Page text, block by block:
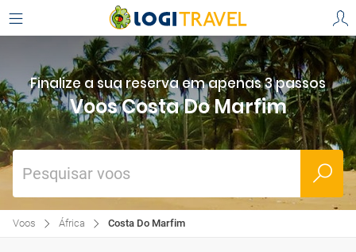
Finalize a sua reserva em apenas 3 passos
Voos Costa Do Marfim
Pesquisar voos
Voos África Costa Do Marfim